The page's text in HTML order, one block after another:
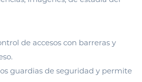
de accesos con barreras y
guardias de seguridad y permite